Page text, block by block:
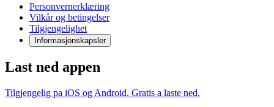
Personvernerklæring
Vilkår og betingelser
Tilgjengelighet
Informasjonskapsler
Last ned appen
Tilgjengelig pa iOS og Android. Gratis a laste ned.